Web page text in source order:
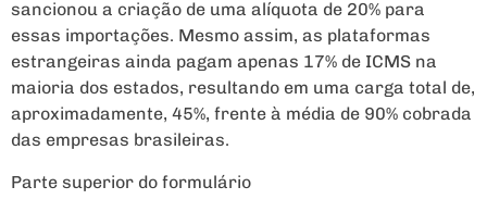
sancionou a criação de uma alíquota de 20% para
essas importações. Mesmo assim, as plataformas
estrangeiras ainda pagam apenas 17% de ICMS na
maioria dos estados, resultando em uma carga total de,
aproximadamente, 45%, frente à média de 90% cobrada
das empresas brasileiras.
Parte superior do formulário